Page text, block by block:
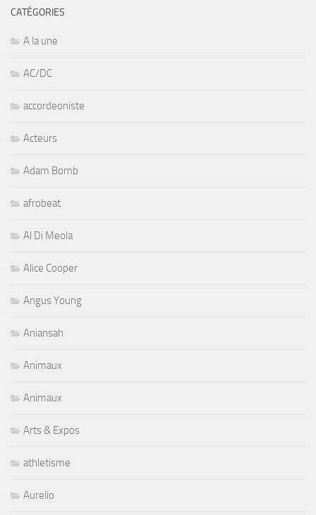
CATÉGORIES
A la une
AC/DC
accordeoniste
Acteurs
Adam Bomb
afrobeat
Al Di Meola
Alice Cooper
Angus Young
Aniansah
Animaux
Animaux
Arts & Expos
athletisme
Aurelio